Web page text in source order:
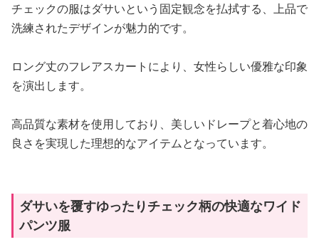
チェックの服はダサいという固定観念を払拭する、上品で
洗練されたデザインが魅力的です。
ロング丈のフレアスカートにより、女性らしい優雅な印象
を演出します。
高品質な素材を使用しており、美しいドレープと着心地の
良さを実現した理想的なアイテムとなっています。
ダサいを覆すゆったりチェック柄の快適なワイド
パンツ服